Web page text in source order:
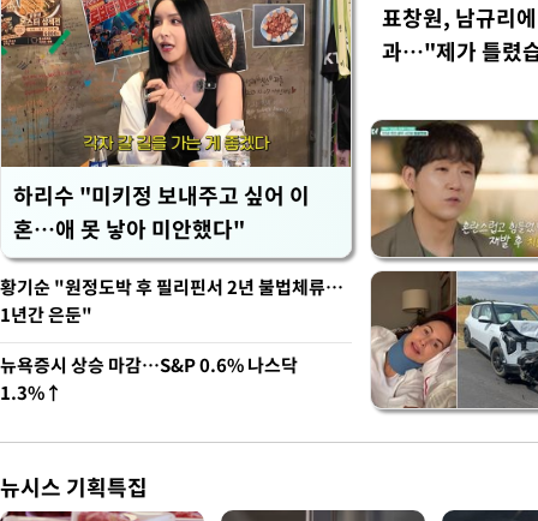
하리수 "미키정 보내주고 싶어 이
혼…애 못 낳아 미안했다"
표창원, 남규리
과…"제가 틀렸
황기순 "원정도박 후 필리핀서 2년 불법체류…
1년간 은둔"
뉴욕증시 상승 마감…S&P 0.6% 나스닥
1.3%↑
뉴시스 기획특집